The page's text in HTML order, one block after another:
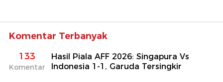
Komentar Terbanyak
133
Komentar
Hasil Piala AFF 2026: Singapura Vs
Indonesia 1-1, Garuda Tersingkir